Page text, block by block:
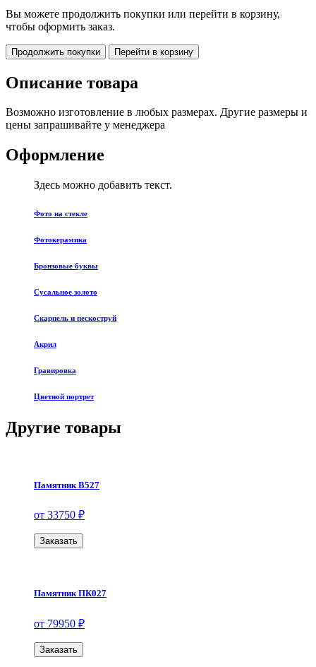
Вы можете продолжить покупки или перейти в корзину,
чтобы оформить заказ.
Продолжить покупки Перейти в корзину
Описание товара
Возможно изготовление в любых размерах. Другие размеры и
цены запрашивайте у менеджера
Оформление
Здесь можно добавить текст.
Фото на стекле
Фотокерамика
Бронзовые буквы
Сусальное золото
Скарпель и пескоструй
Акрил
Гравировка
Цветной портрет
Другие товары
Памятник В527
от 33750 ₽
Заказать
Памятник ПК027
от 79950 ₽
Заказать